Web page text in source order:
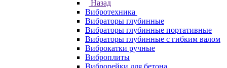
Назад
Вибротехника
Вибраторы глубинные
Вибраторы глубинные портативные
Вибраторы глубинные с гибким валом
Виброкатки ручные
Виброплиты
Виброрейки для бетона